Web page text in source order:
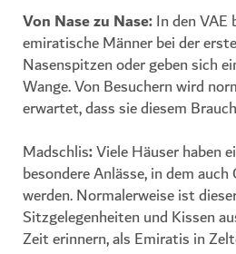
Von Nase zu Nase:In den VAE
emiratische Männer bei der
Nasenspitzen oder geben sich
Wange. Von Besuchern wird
erwartet, dass sie diesem
Madschlis:Viele Häuser haben
besondere Anlässe, in dem
werden. Normalerweise ist
Sitzgelegenheiten und Kissen
Zeit erinnern, als Emiratis in